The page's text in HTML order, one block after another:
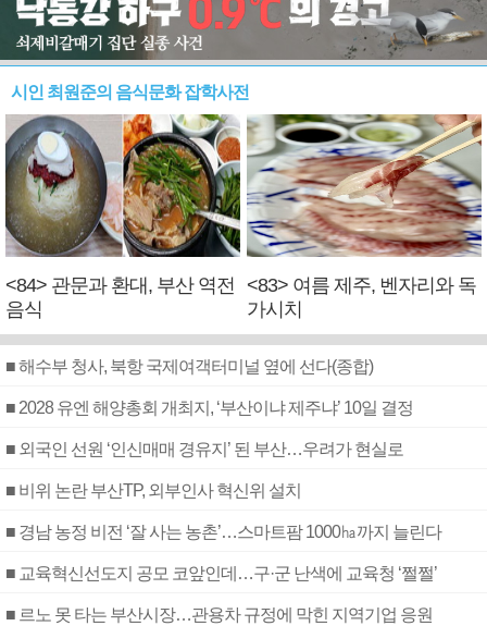
시인 최원준의 음식문화 잡학사전
<84> 관문과 환대, 부산 역전
음식
<83> 여름 제주, 벤자리와 독
가시치
■ 해수부 청사, 북항 국제여객터미널 옆에 선다(종합)
■ 2028 유엔 해양총회 개최지, ‘부산이냐 제주냐’ 10일 결정
■ 외국인 선원 ‘인신매매 경유지’ 된 부산…우려가 현실로
■ 비위 논란 부산TP, 외부인사 혁신위 설치
■ 경남 농정 비전 ‘잘 사는 농촌’…스마트팜 1000㏊까지 늘린다
■ 교육혁신선도지 공모 코앞인데…구·군 난색에 교육청 ‘쩔쩔’
■ 르노 못 타는 부산시장…관용차 규정에 막힌 지역기업 응원